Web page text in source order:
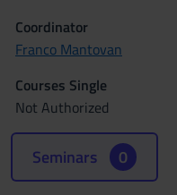
Coordinator
Franco Mantovan
Courses Single
Not Authorized
Seminars 0